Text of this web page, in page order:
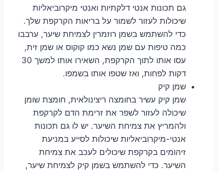
גם תכונות אנטי דלקתיות ואנטי מיקרוביאליות
שיכולות לעזור לשמור על בריאות הקרקפת שלך.
כדי להשתמש בשמן רוזמרין לצמיחת שיער, ערבבו
כמה טיפות עם שמן נשא כמו קוקוס או שמן זית,
עסו אותו לתוך הקרקפת, השאירו אותו למשך 30
דקות לפחות, ואז שטפו אותו בשמפו.
שמן קיק
שמן קיק עשיר בחומצה ריצינולאית, חומצת שומן
שיכולה לעזור לשפר את זרימת הדם לקרקפת
ולהמריץ את צמיחת השיער. יש לו גם תכונות
אנטי-מיקרוביאליות שיכולות לסייע במניעת
זיהומים בקרקפת שיכולים לעכב את צמיחת
השיער. כדי להשתמש בשמן קיק לצמיחת שיער,